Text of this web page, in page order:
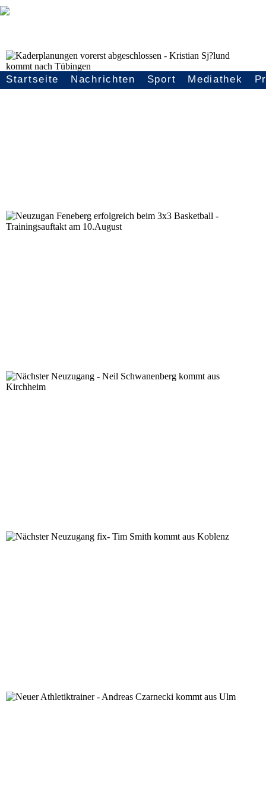
Seitennavigation
Startseite Nachrichten Sport Mediathek
Kaderplanungen vorerst abgeschlossen - Kristian
Neuzugan Feneberg erfolgreich beim 3x3 Basketball -
Nächster Neuzugang - Neil Schwanenberg kommt aus
Nächster Neuzugang fix- Tim Smith kommt aus Koblenz
Neuer Athletiktrainer - Andreas Czarnecki kommt aus